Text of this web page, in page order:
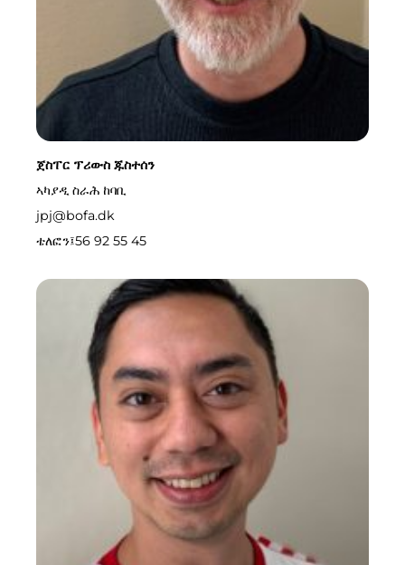
ጀስፐር ፕሪውስ ጁስተሰን
ኣካያዲ ስራሕ ከባቢ
jpj@bofa.dk
ቴለፎን፤56 92 55 45